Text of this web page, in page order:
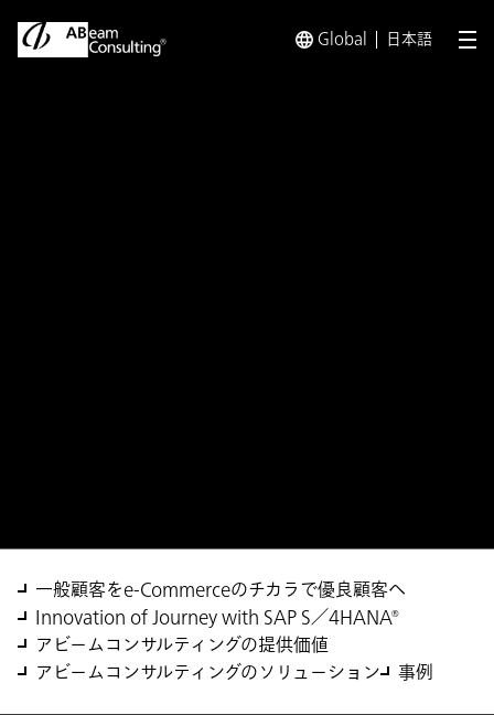
Global 日本語 メ
一般顧客をe-Commerceのチカラで優良顧客へ
Innovation of Journey with SAP S／4HANA®
アビームコンサルティングの提供価値
アビームコンサルティングのソリューション
事例